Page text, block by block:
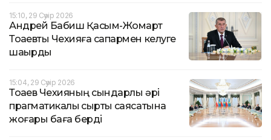
15:10, 29 Сәуір 2026
Андрей Бабиш Қасым-Жомарт
Тоқаевты Чехияға сапармен келуге
шақырды
15:04, 29 Сәуір 2026
Тоқаев Чехияның сындарлы әрі
прагматикалық сыртқы саясатына
жоғары баға берді